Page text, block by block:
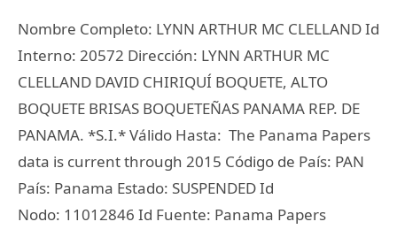
Nombre Completo: LYNN ARTHUR MC CLELLAND Id
Interno: 20572 Dirección: LYNN ARTHUR MC
CLELLAND DAVID CHIRIQUÍ BOQUETE, ALTO
BOQUETE BRISAS BOQUETEÑAS PANAMA REP. DE
PANAMA. *S.I.* Válido Hasta: The Panama Papers
data is current through 2015 Código de País: PAN
País: Panama Estado: SUSPENDED Id
Nodo: 11012846 Id Fuente: Panama Papers